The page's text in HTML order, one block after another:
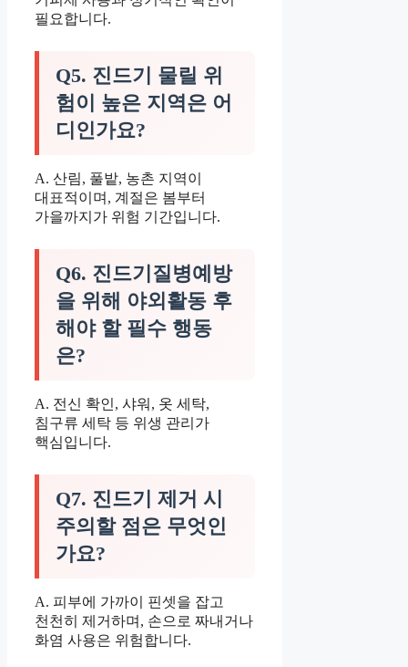
필요합니다.
Q5. 진드기 물릴 위
험이 높은 지역은 어
디인가요?
A. 산림, 풀밭, 농촌 지역이
대표적이며, 계절은 봄부터
가을까지가 위험 기간입니다.
Q6. 진드기질병예방
을 위해 야외활동 후
해야 할 필수 행동
은?
A. 전신 확인, 샤워, 옷 세탁,
침구류 세탁 등 위생 관리가
핵심입니다.
Q7. 진드기 제거 시
주의할 점은 무엇인
가요?
A. 피부에 가까이 핀셋을 잡고
천천히 제거하며, 손으로 짜내거나
화염 사용은 위험합니다.